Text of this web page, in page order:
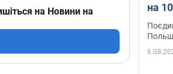
на Новини на
на
Відео